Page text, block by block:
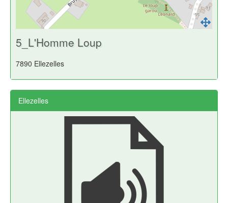
5_L'Homme Loup
7890 Ellezelles
Ellezelles